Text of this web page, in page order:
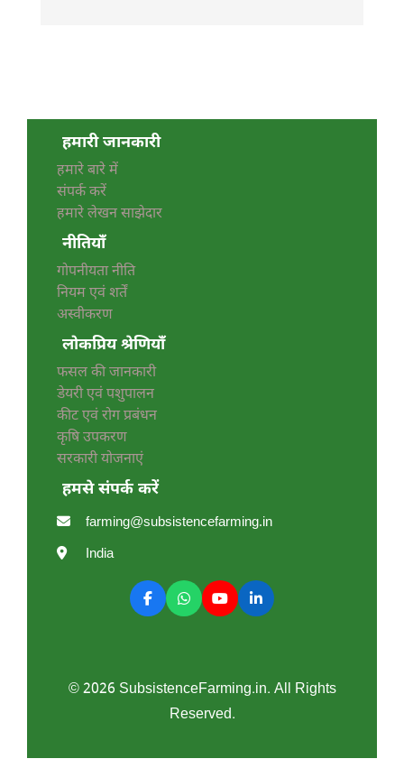
हमारी जानकारी
हमारे बारे में
संपर्क करें
हमारे लेखन साझेदार
नीतियाँ
गोपनीयता नीति
नियम एवं शर्तें
अस्वीकरण
लोकप्रिय श्रेणियाँ
फसल की जानकारी
डेयरी एवं पशुपालन
कीट एवं रोग प्रबंधन
कृषि उपकरण
सरकारी योजनाएं
हमसे संपर्क करें
farming@subsistencefarming.in
India
© 2026 SubsistenceFarming.in. All Rights
Reserved.